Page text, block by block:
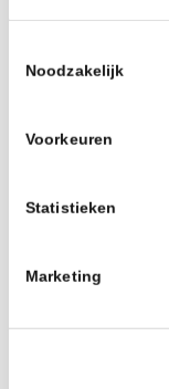
Noodzakelijk
Voorkeuren
Statistieken
Marketing